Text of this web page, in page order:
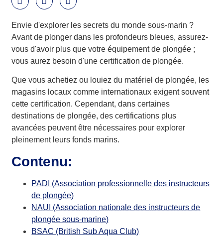
Envie d'explorer les secrets du monde sous-marin ?
Avant de plonger dans les profondeurs bleues, assurez-
vous d'avoir plus que votre équipement de plongée ;
vous aurez besoin d'une certification de plongée.
Que vous achetiez ou louiez du matériel de plongée, les
magasins locaux comme internationaux exigent souvent
cette certification. Cependant, dans certaines
destinations de plongée, des certifications plus
avancées peuvent être nécessaires pour explorer
pleinement leurs fonds marins.
Contenu:
PADI (Association professionnelle des instructeurs
de plongée)
NAUI (Association nationale des instructeurs de
plongée sous-marine)
BSAC (British Sub Aqua Club)